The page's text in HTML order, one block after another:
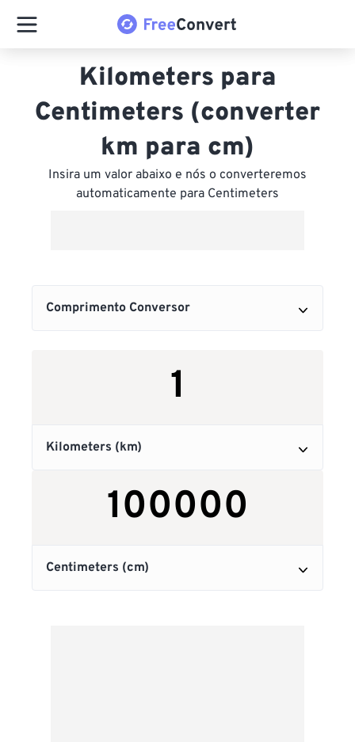
Kilometers para
Centimeters (converter
km para cm)
Insira um valor abaixo e nós o converteremos
automaticamente para Centimeters